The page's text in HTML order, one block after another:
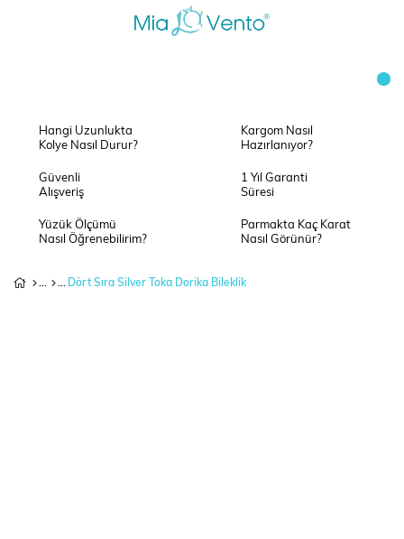
Hangi Uzunlukta
Kolye Nasıl Durur?
Kargom Nasıl
Hazırlanıyor?
Güvenli
Alışveriş
1 Yıl Garanti
Süresi
Yüzük Ölçümü
Nasıl Öğrenebilirim?
Parmakta Kaç Karat
Nasıl Görünür?
Dört Sıra Silver Toka Dorika Bileklik